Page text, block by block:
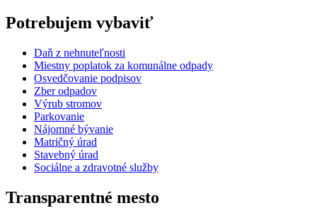
Potrebujem vybaviť
Daň z nehnuteľnosti
Miestny poplatok za komunálne odpady
Osvedčovanie podpisov
Zber odpadov
Výrub stromov
Parkovanie
Nájomné bývanie
Matričný úrad
Stavebný úrad
Sociálne a zdravotné služby
Transparentné mesto